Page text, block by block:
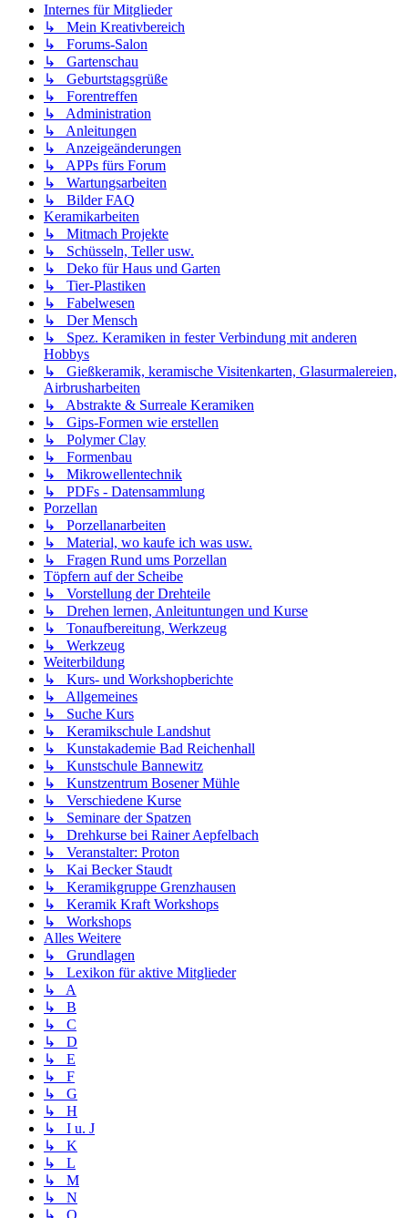
Internes für Mitglieder
↳ Mein Kreativbereich
↳ Forums-Salon
↳ Gartenschau
↳ Geburtstagsgrüße
↳ Forentreffen
↳ Administration
↳ Anleitungen
↳ Anzeigeänderungen
↳ APPs fürs Forum
↳ Wartungsarbeiten
↳ Bilder FAQ
Keramikarbeiten
↳ Mitmach Projekte
↳ Schüsseln, Teller usw.
↳ Deko für Haus und Garten
↳ Tier-Plastiken
↳ Fabelwesen
↳ Der Mensch
↳ Spez. Keramiken in fester Verbindung mit anderen
Hobbys
↳ Gießkeramik, keramische Visitenkarten, Glasurmalereien,
Airbrusharbeiten
↳ Abstrakte & Surreale Keramiken
↳ Gips-Formen wie erstellen
↳ Polymer Clay
↳ Formenbau
↳ Mikrowellentechnik
↳ PDFs - Datensammlung
Porzellan
↳ Porzellanarbeiten
↳ Material, wo kaufe ich was usw.
↳ Fragen Rund ums Porzellan
Töpfern auf der Scheibe
↳ Vorstellung der Drehteile
↳ Drehen lernen, Anleituntungen und Kurse
↳ Tonaufbereitung, Werkzeug
↳ Werkzeug
Weiterbildung
↳ Kurs- und Workshopberichte
↳ Allgemeines
↳ Suche Kurs
↳ Keramikschule Landshut
↳ Kunstakademie Bad Reichenhall
↳ Kunstschule Bannewitz
↳ Kunstzentrum Bosener Mühle
↳ Verschiedene Kurse
↳ Seminare der Spatzen
↳ Drehkurse bei Rainer Aepfelbach
↳ Veranstalter: Proton
↳ Kai Becker Staudt
↳ Keramikgruppe Grenzhausen
↳ Keramik Kraft Workshops
↳ Workshops
Alles Weitere
↳ Grundlagen
↳ Lexikon für aktive Mitglieder
↳ A
↳ B
↳ C
↳ D
↳ E
↳ F
↳ G
↳ H
↳ I u. J
↳ K
↳ L
↳ M
↳ N
↳ O